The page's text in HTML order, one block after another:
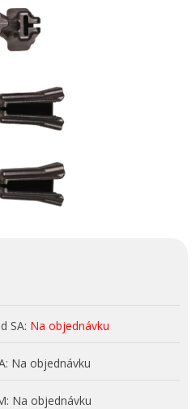
SA: Na objednávku
Na objednávku
Na objednávku